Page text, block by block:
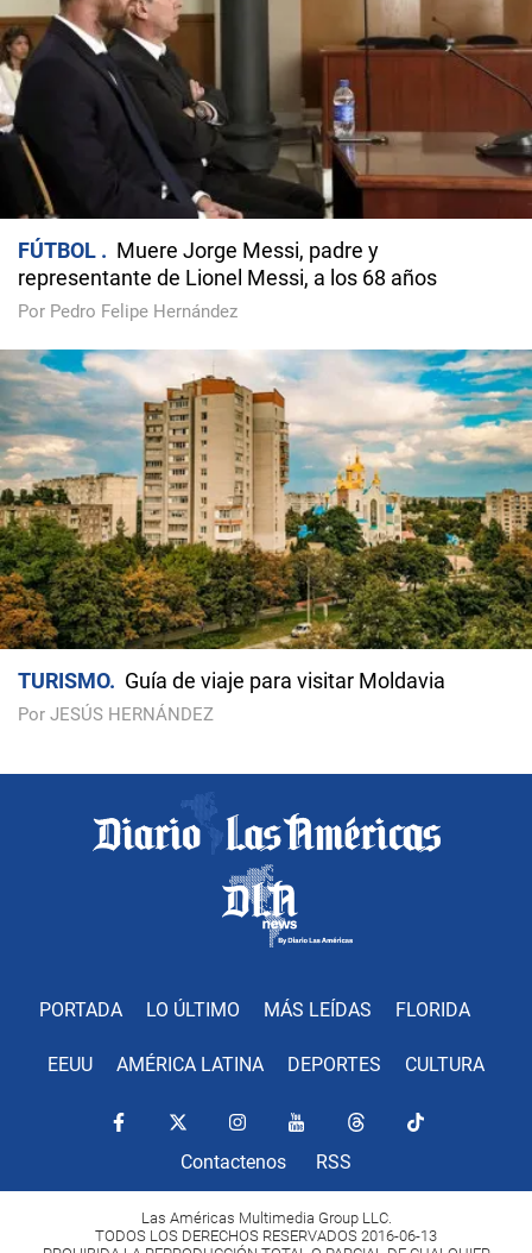
FÚTBOL
Muere Jorge Messi, padre y
representante de Lionel Messi, a los 68 años
Por Pedro Felipe Hernández
TURISMO Guía de viaje para visitar Moldavia
Por JESÚS HERNÁNDEZ
PORTADA LO ÚLTIMO MÁS LEÍDAS FLORIDA
EEUU AMÉRICA LATINA DEPORTES CULTURA
Contactenos RSS
Las Américas Multimedia Group LLC.
TODOS LOS DERECHOS RESERVADOS 2016-06-13